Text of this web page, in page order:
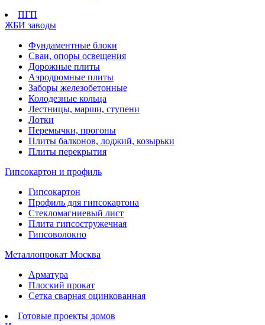
ПГП
ЖБИ заводы
Фундаментные блоки
Сваи, опоры освещения
Дорожные плиты
Аэродромные плиты
Заборы железобетонные
Колодезные кольца
Лестницы, марши, ступени
Лотки
Перемычки, прогоны
Плиты балконов, лоджий, козырьки
Плиты перекрытия
Гипсокартон и профиль
Гипсокартон
Профиль для гипсокартона
Стекломагниевый лист
Плита гипсостружечная
Гипсоволокно
Металлопрокат Москва
Арматура
Плоский прокат
Сетка сварная оцинкованная
Готовые проекты домов